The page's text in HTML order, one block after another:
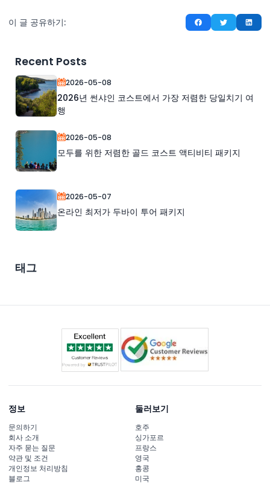
이 글 공유하기:
Recent Posts
2026-05-08
2026년 썬샤인 코스트에서 가장 저렴한 당일치기 여
행
2026-05-08
모두를 위한 저렴한 골드 코스트 액티비티 패키지
2026-05-07
온라인 최저가 두바이 투어 패키지
태그
정보
문의하기
회사 소개
자주 묻는 질문
약관 및 조건
개인정보 처리방침
블로그
둘러보기
호주
싱가포르
프랑스
영국
홍콩
미국